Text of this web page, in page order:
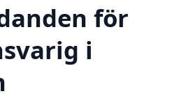
för
i